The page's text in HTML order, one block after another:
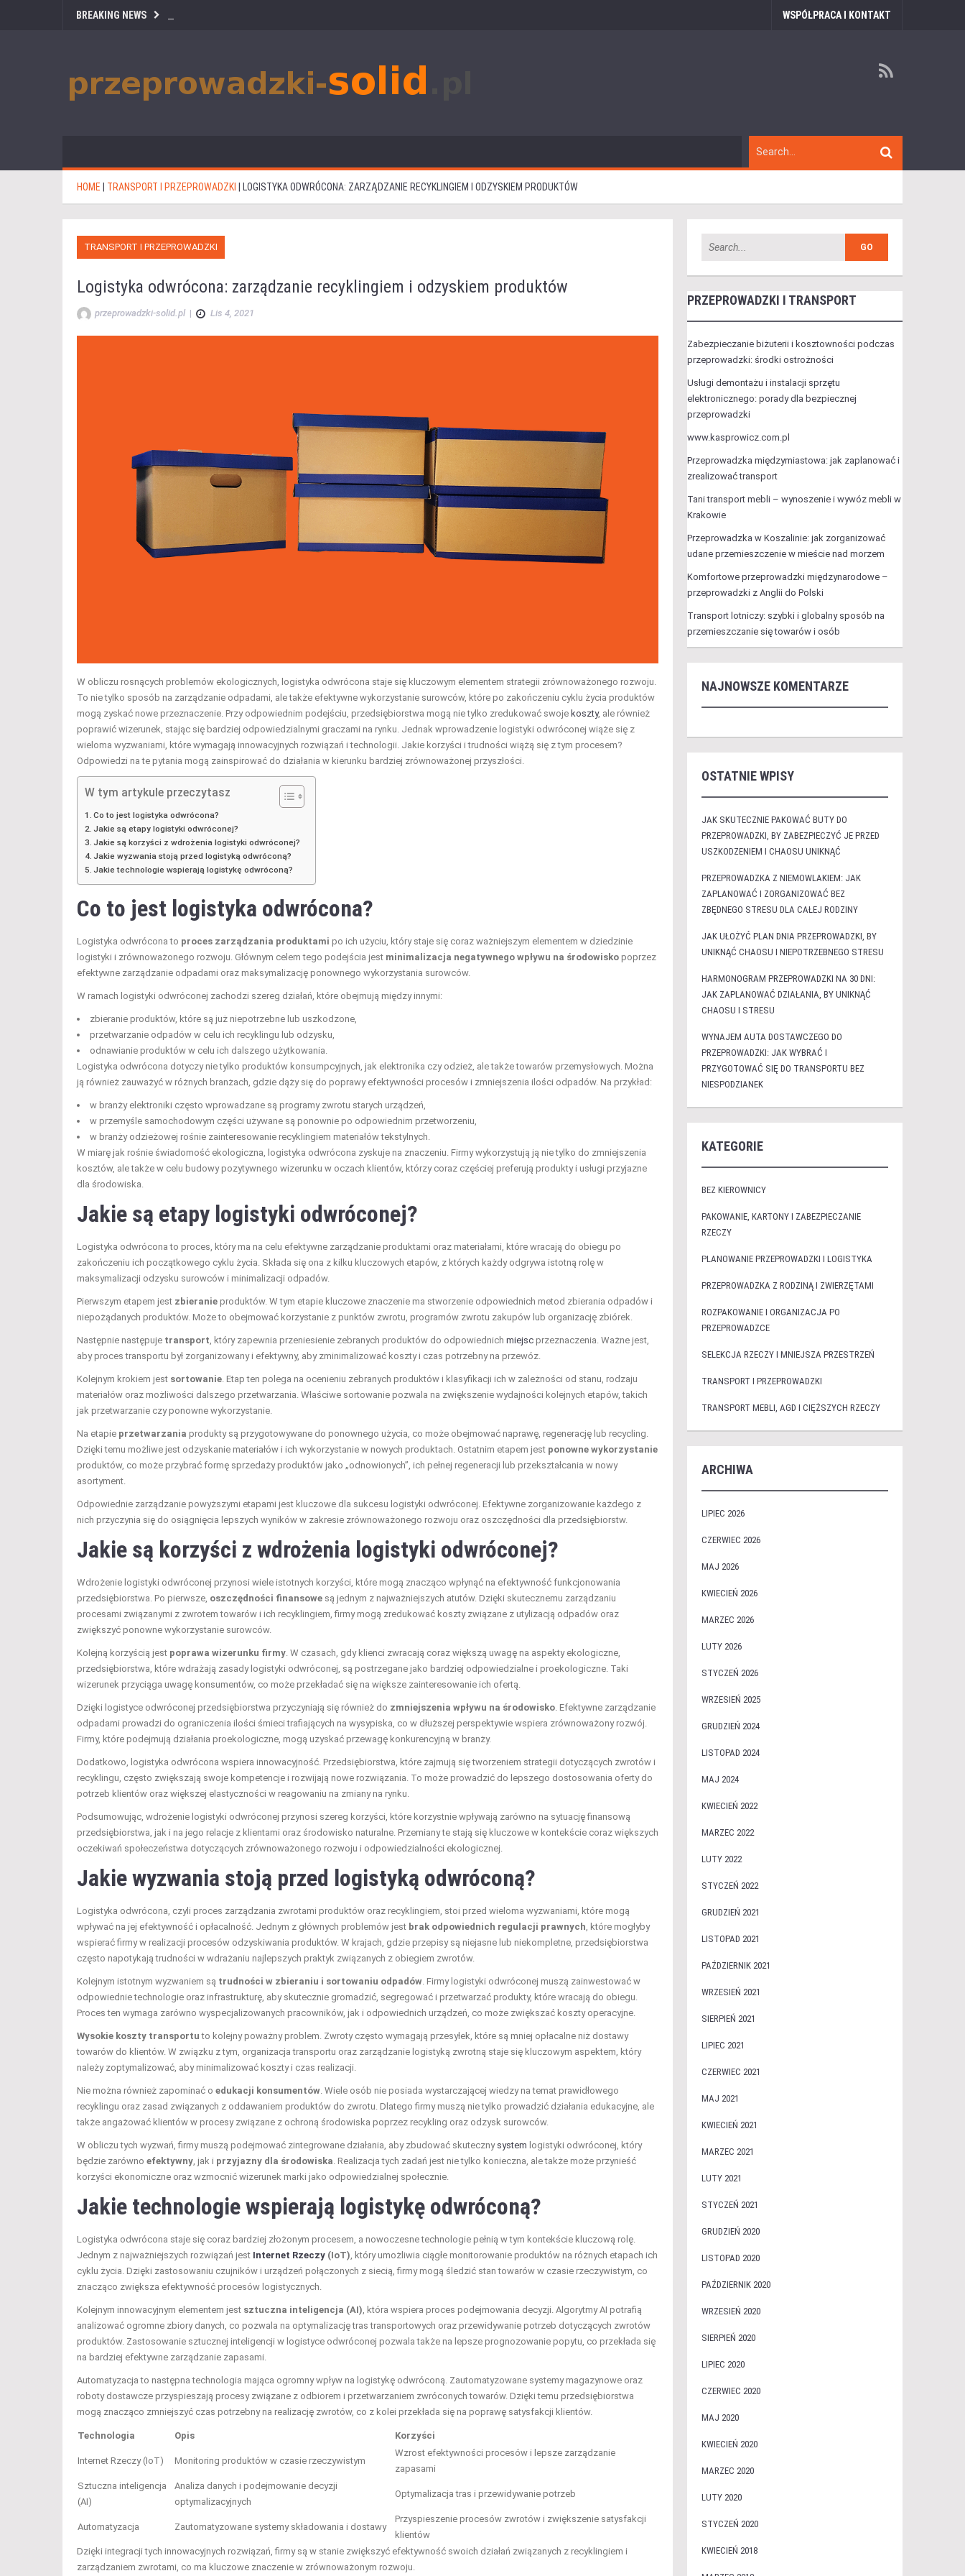
BREAKING NEWS WSPÓŁPRACA I KONTAKT
HOME TRANSPORT I PRZEPROWADZKI LOGISTYKA ODWRÓCONA: ZARZĄDZANIE RECYKLINGIEM I ODZYSKIEM PRODUKTÓW
TRANSPORT I PRZEPROWADZKI
Logistyka odwrócona: zarządzanie recyklingiem i odzyskiem produktów
przeprowadzki-solid.pl | Lis 4, 2021
W obliczu rosnących problemów ekologicznych, logistyka odwrócona staje się kluczowym elementem strategii zrównoważonego rozwoju.
To nie tylko sposób na zarządzanie odpadami, ale także efektywne wykorzystanie surowców, które po zakończeniu cyklu życia produktów
mogą zyskać nowe przeznaczenie. Przy odpowiednim podejściu, przedsiębiorstwa mogą nie tylko zredukować swoje koszty, ale również
poprawić wizerunek, stając się bardziej odpowiedzialnymi graczami na rynku. Jednak wprowadzenie logistyki odwróconej wiąże się z
wieloma wyzwaniami, które wymagają innowacyjnych rozwiązań i technologii. Jakie korzyści i trudności wiążą się z tym procesem?
Odpowiedzi na te pytania mogą zainspirować do działania w kierunku bardziej zrównoważonej przyszłości.
W tym artykule przeczytasz
Co to jest logistyka odwrócona?
Jakie są etapy logistyki odwróconej?
Jakie są korzyści z wdrożenia logistyki odwróconej?
Jakie wyzwania stoją przed logistyką odwróconą?
Jakie technologie wspierają logistykę odwróconą?
Co to jest logistyka odwrócona?
Logistyka odwrócona to proces zarządzania produktami po ich użyciu, który staje się coraz ważniejszym elementem w dziedzinie
logistyki i zrównoważonego rozwoju. Głównym celem tego podejścia jest minimalizacja negatywnego wpływu na środowisko poprzez
efektywne zarządzanie odpadami oraz maksymalizację ponownego wykorzystania surowców.
W ramach logistyki odwróconej zachodzi szereg działań, które obejmują między innymi:
zbieranie produktów, które są już niepotrzebne lub uszkodzone,
przetwarzanie odpadów w celu ich recyklingu lub odzysku,
odnawianie produktów w celu ich dalszego użytkowania.
Logistyka odwrócona dotyczy nie tylko produktów konsumpcyjnych, jak elektronika czy odzież, ale także towarów przemysłowych. Można
ją również zauważyć w różnych branżach, gdzie dąży się do poprawy efektywności procesów i zmniejszenia ilości odpadów. Na przykład:
w branży elektroniki często wprowadzane są programy zwrotu starych urządzeń,
w przemyśle samochodowym części używane są ponownie po odpowiednim przetworzeniu,
w branży odzieżowej rośnie zainteresowanie recyklingiem materiałów tekstylnych.
W miarę jak rośnie świadomość ekologiczna, logistyka odwrócona zyskuje na znaczeniu. Firmy wykorzystują ją nie tylko do zmniejszenia
kosztów, ale także w celu budowy pozytywnego wizerunku w oczach klientów, którzy coraz częściej preferują produkty i usługi przyjazne
dla środowiska.
Jakie są etapy logistyki odwróconej?
Logistyka odwrócona to proces, który ma na celu efektywne zarządzanie produktami oraz materiałami, które wracają do obiegu po
zakończeniu ich początkowego cyklu życia. Składa się ona z kilku kluczowych etapów, z których każdy odgrywa istotną rolę w
maksymalizacji odzysku surowców i minimalizacji odpadów.
Pierwszym etapem jest zbieranie produktów. W tym etapie kluczowe znaczenie ma stworzenie odpowiednich metod zbierania odpadów i
niepożądanych produktów. Może to obejmować korzystanie z punktów zwrotu, programów zwrotu zakupów lub organizację zbiórek.
Następnie następuje transport , który zapewnia przeniesienie zebranych produktów do odpowiednich miejsc przeznaczenia. Ważne jest,
aby proces transportu był zorganizowany i efektywny, aby zminimalizować koszty i czas potrzebny na przewóz.
Kolejnym krokiem jest sortowanie . Etap ten polega na ocenieniu zebranych produktów i klasyfikacji ich w zależności od stanu, rodzaju
materiałów oraz możliwości dalszego przetwarzania. Właściwe sortowanie pozwala na zwiększenie wydajności kolejnych etapów, takich
jak przetwarzanie czy ponowne wykorzystanie.
Na etapie przetwarzania produkty są przygotowywane do ponownego użycia, co może obejmować naprawę, regenerację lub recycling.
Dzięki temu możliwe jest odzyskanie materiałów i ich wykorzystanie w nowych produktach. Ostatnim etapem jest ponowne wykorzystanie
produktów, co może przybrać formę sprzedaży produktów jako „odnowionych”, ich pełnej regeneracji lub przekształcania w nowy
asortyment.
Odpowiednie zarządzanie powyższymi etapami jest kluczowe dla sukcesu logistyki odwróconej. Efektywne zorganizowanie każdego z
nich przyczynia się do osiągnięcia lepszych wyników w zakresie zrównoważonego rozwoju oraz oszczędności dla przedsiębiorstw.
Jakie są korzyści z wdrożenia logistyki odwróconej?
Wdrożenie logistyki odwróconej przynosi wiele istotnych korzyści, które mogą znacząco wpłynąć na efektywność funkcjonowania
przedsiębiorstwa. Po pierwsze, oszczędności finansowe są jednym z najważniejszych atutów. Dzięki skutecznemu zarządzaniu
procesami związanymi z zwrotem towarów i ich recyklingiem, firmy mogą zredukować koszty związane z utylizacją odpadów oraz
zwiększyć ponowne wykorzystanie surowców.
Kolejną korzyścią jest poprawa wizerunku firmy . W czasach, gdy klienci zwracają coraz większą uwagę na aspekty ekologiczne,
przedsiębiorstwa, które wdrażają zasady logistyki odwróconej, są postrzegane jako bardziej odpowiedzialne i proekologiczne. Taki
wizerunek przyciąga uwagę konsumentów, co może przekładać się na większe zainteresowanie ich ofertą.
Dzięki logistyce odwróconej przedsiębiorstwa przyczyniają się również do zmniejszenia wpływu na środowisko . Efektywne zarządzanie
odpadami prowadzi do ograniczenia ilości śmieci trafiających na wysypiska, co w dłuższej perspektywie wspiera zrównoważony rozwój.
Firmy, które podejmują działania proekologiczne, mogą uzyskać przewagę konkurencyjną w branży.
Dodatkowo, logistyka odwrócona wspiera innowacyjność. Przedsiębiorstwa, które zajmują się tworzeniem strategii dotyczących zwrotów i
recyklingu, często zwiększają swoje kompetencje i rozwijają nowe rozwiązania. To może prowadzić do lepszego dostosowania oferty do
potrzeb klientów oraz większej elastyczności w reagowaniu na zmiany na rynku.
Podsumowując, wdrożenie logistyki odwróconej przynosi szereg korzyści, które korzystnie wpływają zarówno na sytuację finansową
przedsiębiorstwa, jak i na jego relacje z klientami oraz środowisko naturalne. Przemiany te stają się kluczowe w kontekście coraz większych
oczekiwań społeczeństwa dotyczących zrównoważonego rozwoju i odpowiedzialności ekologicznej.
Jakie wyzwania stoją przed logistyką odwróconą?
Logistyka odwrócona, czyli proces zarządzania zwrotami produktów oraz recyklingiem, stoi przed wieloma wyzwaniami, które mogą
wpływać na jej efektywność i opłacalność. Jednym z głównych problemów jest brak odpowiednich regulacji prawnych , które mogłyby
wspierać firmy w realizacji procesów odzyskiwania produktów. W krajach, gdzie przepisy są niejasne lub niekompletne, przedsiębiorstwa
często napotykają trudności w wdrażaniu najlepszych praktyk związanych z obiegiem zwrotów.
Kolejnym istotnym wyzwaniem są trudności w zbieraniu i sortowaniu odpadów . Firmy logistyki odwróconej muszą zainwestować w
odpowiednie technologie oraz infrastrukturę, aby skutecznie gromadzić, segregować i przetwarzać produkty, które wracają do obiegu.
Proces ten wymaga zarówno wyspecjalizowanych pracowników, jak i odpowiednich urządzeń, co może zwiększać koszty operacyjne.
Wysokie koszty transportu to kolejny poważny problem. Zwroty często wymagają przesyłek, które są mniej opłacalne niż dostawy
towarów do klientów. W związku z tym, organizacja transportu oraz zarządzanie logistyką zwrotną staje się kluczowym aspektem, który
należy zoptymalizować, aby minimalizować koszty i czas realizacji.
Nie można również zapominać o edukacji konsumentów . Wiele osób nie posiada wystarczającej wiedzy na temat prawidłowego
recyklingu oraz zasad związanych z oddawaniem produktów do zwrotu. Dlatego firmy muszą nie tylko prowadzić działania edukacyjne, ale
także angażować klientów w procesy związane z ochroną środowiska poprzez recykling oraz odzysk surowców.
W obliczu tych wyzwań, firmy muszą podejmować zintegrowane działania, aby zbudować skuteczny system logistyki odwróconej, który
będzie zarówno efektywny , jak i przyjazny dla środowiska . Realizacja tych zadań jest nie tylko konieczna, ale także może przynieść
korzyści ekonomiczne oraz wzmocnić wizerunek marki jako odpowiedzialnej społecznie.
Jakie technologie wspierają logistykę odwróconą?
Logistyka odwrócona staje się coraz bardziej złożonym procesem, a nowoczesne technologie pełnią w tym kontekście kluczową rolę.
Jednym z najważniejszych rozwiązań jest Internet Rzeczy (IoT) , który umożliwia ciągłe monitorowanie produktów na różnych etapach ich
cyklu życia. Dzięki zastosowaniu czujników i urządzeń połączonych z siecią, firmy mogą śledzić stan towarów w czasie rzeczywistym, co
znacząco zwiększa efektywność procesów logistycznych.
Kolejnym innowacyjnym elementem jest sztuczna inteligencja (AI) , która wspiera proces podejmowania decyzji. Algorytmy AI potrafią
analizować ogromne zbiory danych, co pozwala na optymalizację tras transportowych oraz przewidywanie potrzeb dotyczących zwrotów
produktów. Zastosowanie sztucznej inteligencji w logistyce odwróconej pozwala także na lepsze prognozowanie popytu, co przekłada się
na bardziej efektywne zarządzanie zapasami.
Automatyzacja to następna technologia mająca ogromny wpływ na logistykę odwróconą. Zautomatyzowane systemy magazynowe oraz
roboty dostawcze przyspieszają procesy związane z odbiorem i przetwarzaniem zwróconych towarów. Dzięki temu przedsiębiorstwa
mogą znacząco zmniejszyć czas potrzebny na realizację zwrotów, co z kolei przekłada się na poprawę satysfakcji klientów.
Technologia Opis Korzyści
Internet Rzeczy (IoT) Monitoring produktów w czasie rzeczywistym
Wzrost efektywności procesów i lepsze zarządzanie
zapasami
Sztuczna inteligencja
(AI)
Analiza danych i podejmowanie decyzji
optymalizacyjnych
Optymalizacja tras i przewidywanie potrzeb
Automatyzacja Zautomatyzowane systemy składowania i dostawy
Przyspieszenie procesów zwrotów i zwiększenie satysfakcji
klientów
Dzięki integracji tych innowacyjnych rozwiązań, firmy są w stanie zwiększyć efektywność swoich działań związanych z recyklingiem i
zarządzaniem zwrotami, co ma kluczowe znaczenie w zrównoważonym rozwoju.
PRZEPROWADZKI I TRANSPORT
Zabezpieczanie biżuterii i kosztowności podczas
przeprowadzki: środki ostrożności
Usługi demontażu i instalacji sprzętu
elektronicznego: porady dla bezpiecznej
przeprowadzki
www.kasprowicz.com.pl
Przeprowadzka międzymiastowa: jak zaplanować i
zrealizować transport
Tani transport mebli – wynoszenie i wywóz mebli w
Krakowie
Przeprowadzka w Koszalinie: jak zorganizować
udane przemieszczenie w mieście nad morzem
Komfortowe przeprowadzki międzynarodowe –
przeprowadzki z Anglii do Polski
Transport lotniczy: szybki i globalny sposób na
przemieszczanie się towarów i osób
NAJNOWSZE KOMENTARZE
OSTATNIE WPISY
JAK SKUTECZNIE PAKOWAĆ BUTY DO
PRZEPROWADZKI, BY ZABEZPIECZYĆ JE PRZED
USZKODZENIEM I CHAOSU UNIKNĄĆ
PRZEPROWADZKA Z NIEMOWLAKIEM: JAK
ZAPLANOWAĆ I ZORGANIZOWAĆ BEZ
ZBĘDNEGO STRESU DLA CAŁEJ RODZINY
JAK UŁOŻYĆ PLAN DNIA PRZEPROWADZKI, BY
UNIKNĄĆ CHAOSU I NIEPOTRZEBNEGO STRESU
HARMONOGRAM PRZEPROWADZKI NA 30 DNI:
JAK ZAPLANOWAĆ DZIAŁANIA, BY UNIKNĄĆ
CHAOSU I STRESU
WYNAJEM AUTA DOSTAWCZEGO DO
PRZEPROWADZKI: JAK WYBRAĆ I
PRZYGOTOWAĆ SIĘ DO TRANSPORTU BEZ
NIESPODZIANEK
KATEGORIE
BEZ KIEROWNICY
PAKOWANIE, KARTONY I ZABEZPIECZANIE
RZECZY
PLANOWANIE PRZEPROWADZKI I LOGISTYKA
PRZEPROWADZKA Z RODZINĄ I ZWIERZĘTAMI
ROZPAKOWANIE I ORGANIZACJA PO
PRZEPROWADZCE
SELEKCJA RZECZY I MNIEJSZA PRZESTRZEŃ
TRANSPORT I PRZEPROWADZKI
TRANSPORT MEBLI, AGD I CIĘŻSZYCH RZECZY
ARCHIWA
LIPIEC 2026
CZERWIEC 2026
MAJ 2026
KWIECIEŃ 2026
MARZEC 2026
LUTY 2026
STYCZEŃ 2026
WRZESIEŃ 2025
GRUDZIEŃ 2024
LISTOPAD 2024
MAJ 2024
KWIECIEŃ 2022
MARZEC 2022
LUTY 2022
STYCZEŃ 2022
GRUDZIEŃ 2021
LISTOPAD 2021
PAŹDZIERNIK 2021
WRZESIEŃ 2021
SIERPIEŃ 2021
LIPIEC 2021
CZERWIEC 2021
MAJ 2021
KWIECIEŃ 2021
MARZEC 2021
LUTY 2021
STYCZEŃ 2021
GRUDZIEŃ 2020
LISTOPAD 2020
PAŹDZIERNIK 2020
WRZESIEŃ 2020
SIERPIEŃ 2020
LIPIEC 2020
CZERWIEC 2020
MAJ 2020
KWIECIEŃ 2020
MARZEC 2020
LUTY 2020
STYCZEŃ 2020
KWIECIEŃ 2018